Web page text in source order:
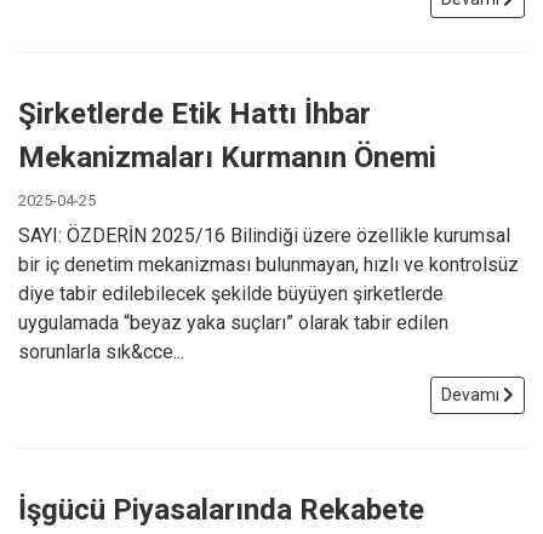
Şirketlerde Etik Hattı İhbar
Mekanizmaları Kurmanın Önemi
2025-04-25
SAYI: ÖZDERİN 2025/16 Bilindiği üzere özellikle kurumsal
bir iç denetim mekanizması bulunmayan, hızlı ve kontrolsüz
diye tabir edilebilecek şekilde büyüyen şirketlerde
uygulamada “beyaz yaka suçları” olarak tabir edilen
sorunlarla sık&cce...
Devamı
İşgücü Piyasalarında Rekabete